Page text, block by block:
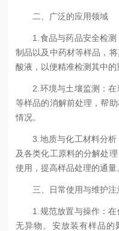
二、广泛的应用领域
1.食品与药品安全检测
制品以及中药材等样品，
酸液，以便精准检测其中的
2.环境与土壤监测：在
等样品的消解前处理，帮
情况。
3.地质与化工材料分析
及各类化工原料的分解处
使用，提高样品处理的通量
三、日常使用与维护注
1.规范放置与操作：在
无异物。安放装有样品的